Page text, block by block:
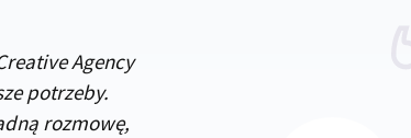
Agency
potrzeby.
rozmowę,